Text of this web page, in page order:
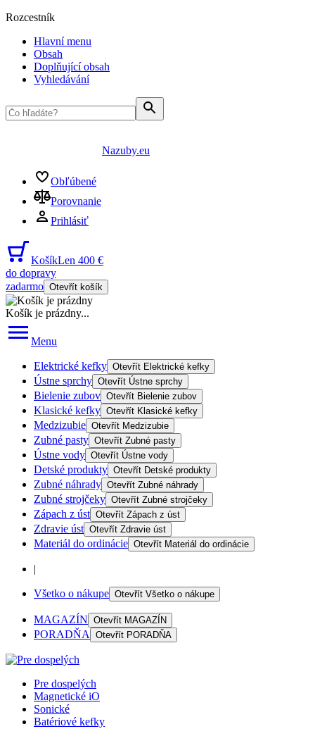
Rozcestník
Hlavní menu
Obsah
Doplňující obsah
Vyhledávání
Nazuby.eu
Obľúbené
Porovnanie
Prihlásiť
KošíkLen 400 €
do dopravy
zadarmo Otevřít košík
Košík je prázdny...
Menu
Elektrické kefky Otevřít Elektrické kefky
Ústne sprchy Otevřít Ústne sprchy
Bielenie zubov Otevřít Bielenie zubov
Klasické kefky Otevřít Klasické kefky
Medzizubie Otevřít Medzizubie
Zubné pasty Otevřít Zubné pasty
Ústne vody Otevřít Ústne vody
Detské produkty Otevřít Detské produkty
Zubné náhrady Otevřít Zubné náhrady
Zubné strojčeky Otevřít Zubné strojčeky
Zápach z úst Otevřít Zápach z úst
Zdravie úst Otevřít Zdravie úst
Materiál do ordinácie Otevřít Materiál do ordinácie
|
Všetko o nákupe Otevřít Všetko o nákupe
MAGAZÍN Otevřít MAGAZÍN
PORADŇA Otevřít PORADŇA
Pre dospelých
Magnetické iO
Sonické
Batériové kefky